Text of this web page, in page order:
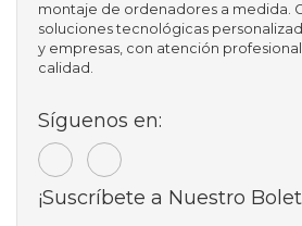
montaje de ordenadores a medida.
soluciones tecnológicas
y empresas, con atención
calidad.
Síguenos en:
¡Suscríbete a Nuestro